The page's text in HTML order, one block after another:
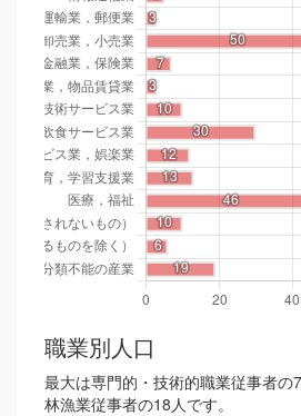
職業別人口
最大は専門的・技術的職業従事者の
林漁業従事者の18人です。